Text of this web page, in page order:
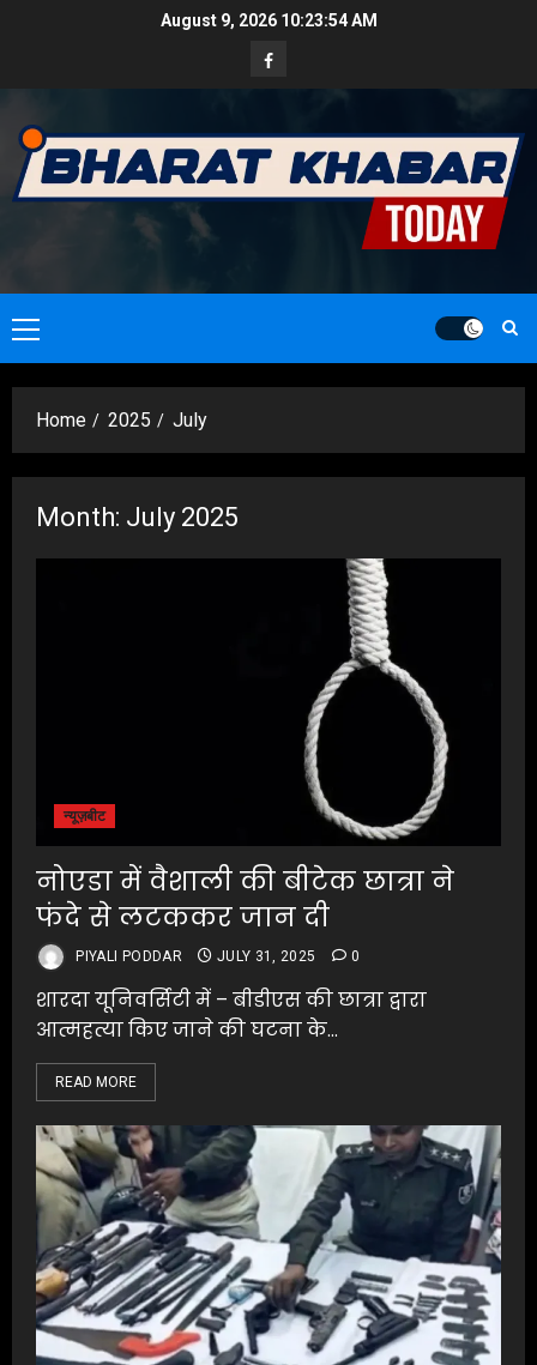
August 9, 2026 10:23:56 AM
Facebook
Primary
Menu
Home 2025 July
Month: July 2025
न्यूज़बीट
नोएडा में वैशाली की बीटेक छात्रा ने
फंदे से लटककर जान दी
PIYALI PODDAR JULY 31, 2025 0
शारदा यूनिवर्सिटी में – बीडीएस की छात्रा द्वारा
आत्महत्या किए जाने की घटना के...
READ MORE